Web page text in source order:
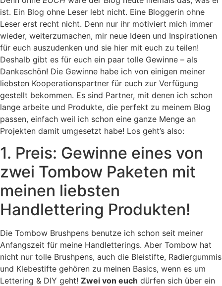
ist. Ein Blog ohne Leser lebt nicht. Eine Bloggerin ohne
Leser erst recht nicht. Denn nur ihr motiviert mich immer
wieder, weiterzumachen, mir neue Ideen und Inspirationen
für euch auszudenken und sie hier mit euch zu teilen!
Deshalb gibt es für euch ein paar tolle Gewinne – als
Dankeschön! Die Gewinne habe ich von einigen meiner
liebsten Kooperationspartner für euch zur Verfügung
gestellt bekommen. Es sind Partner, mit denen ich schon
lange arbeite und Produkte, die perfekt zu meinem Blog
passen, einfach weil ich schon eine ganze Menge an
Projekten damit umgesetzt habe! Los geht’s also:
1. Preis: Gewinne eines von
zwei Tombow Paketen mit
meinen liebsten
Handlettering Produkten!
Die Tombow Brushpens benutze ich schon seit meiner
Anfangszeit für meine Handletterings. Aber Tombow hat
nicht nur tolle Brushpens, auch die Bleistifte, Radiergummis
und Klebestifte gehören zu meinen Basics, wenn es um
Lettering & DIY geht! Zwei von euch dürfen sich über ein